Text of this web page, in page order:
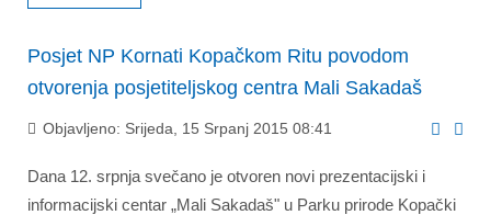
Posjet NP Kornati Kopačkom Ritu povodom
otvorenja posjetiteljskog centra Mali Sakadaš
Objavljeno: Srijeda, 15 Srpanj 2015 08:41
Dana 12. srpnja svečano je otvoren novi prezentacijski i
informacijski centar „Mali Sakadaš" u Parku prirode Kopački